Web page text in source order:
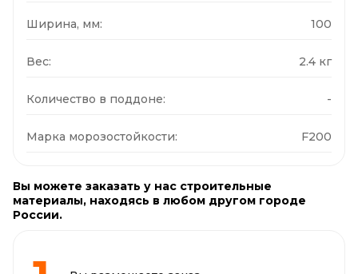
Ширина, мм: 100
Вес: 2.4 кг
Количество в поддоне: -
Марка морозостойкости: F200
Вы можете заказать у нас строительные
материалы, находясь в любом другом городе
России.